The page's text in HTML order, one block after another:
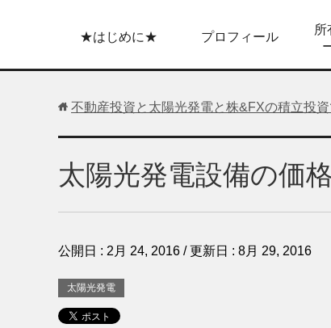
★はじめに★ プロフィール
所
不動産投資と太陽光発電と株&FXの積立投
太陽光発電設備の価
公開日 : 2月 24, 2016 / 更新日 : 8月 29, 2016
太陽光発電